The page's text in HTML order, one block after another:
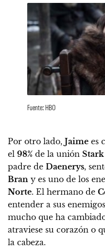
Fuente: HBO
Por otro lado, Jaime es
el 98% de la unión
padre de Daenerys,
Bran y es uno de los
Norte. El hermano de
entender a sus
mucho que ha
atraviese su corazón o
la cabeza.